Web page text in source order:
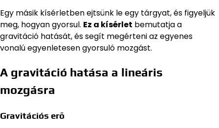
Egy másik kísérletben ejtsünk le egy tárgyat, és figyeljük
meg, hogyan gyorsul. Ez a kísérlet bemutatja a
gravitáció hatását, és segít megérteni az egyenes
vonalú egyenletesen gyorsuló mozgást.
A gravitáció hatása a lineáris
mozgásra
Gravitációs erő